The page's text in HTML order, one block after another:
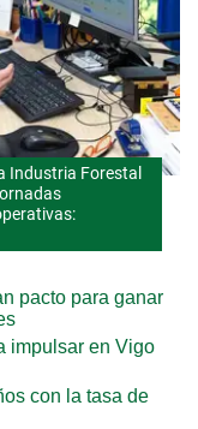
Industria Forestal
pacto para ganar
impulsar en Vigo
con la tasa de